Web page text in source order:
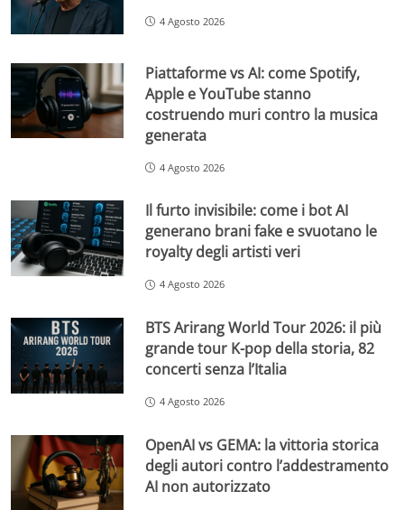
4 Agosto 2026
Piattaforme vs AI: come Spotify,
Apple e YouTube stanno
costruendo muri contro la musica
generata
4 Agosto 2026
Il furto invisibile: come i bot AI
generano brani fake e svuotano le
royalty degli artisti veri
4 Agosto 2026
BTS Arirang World Tour 2026: il più
grande tour K-pop della storia, 82
concerti senza l’Italia
4 Agosto 2026
OpenAI vs GEMA: la vittoria storica
degli autori contro l’addestramento
AI non autorizzato